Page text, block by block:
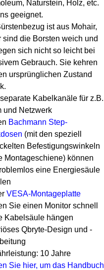
Naturstein, Holz, etc.
geeignet.
ist aus Mohair,
sind die Borsten weich und
sich nicht so leicht bei
Gebrauch. Sie kehren
ursprünglichen Zustand
Kabelkanäle für z.B.
und Netzwerk
Bachmann Step-
(mit den speziell
Befestigungswinkeln
Montageschiene) können
eine Energiesäule
VESA-Montageplatte
Sie einen Monitor schnell
Kabelsäule hängen
Qbryte-Design und -
10 Jahre
Sie hier, um das Handbuch